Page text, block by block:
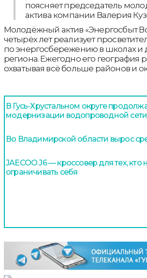
поясняет председатель
актива компании Валерия
Молодёжный актив «Энергосбыт
четырёх лет реализует
по энергосбережению в школах и
региона. Ежегодно его география
охватывая всё больше районов и
В Гусь-Хрустальном округе
модернизации водопроводной сети
Во Владимирской области вырос
JAECOO J6 — кроссовер для тех, кто
ограничивать себя